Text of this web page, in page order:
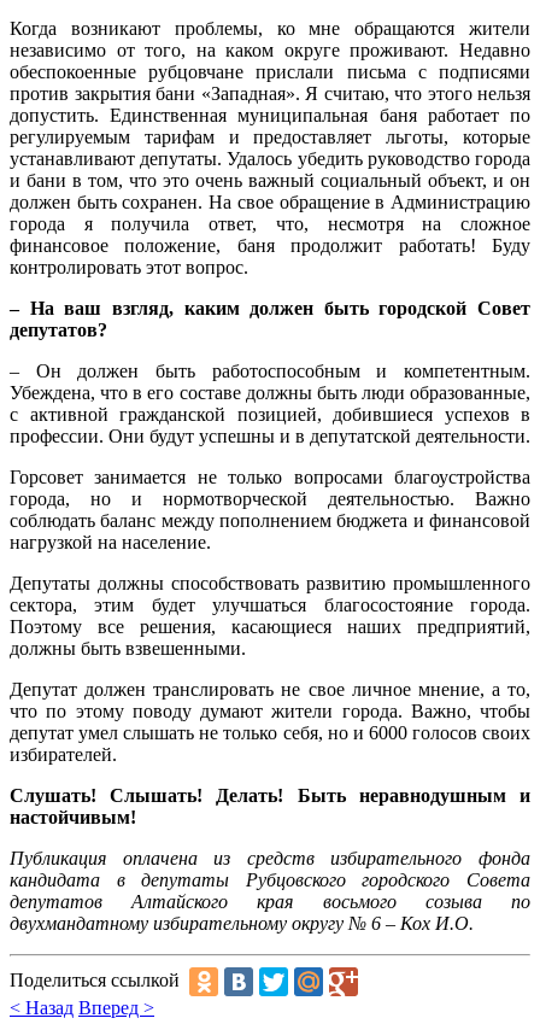
Когда возникают проблемы, ко мне обращаются жители
независимо от того, на каком округе проживают. Недавно
обеспокоенные рубцовчане прислали письма с подписями
против закрытия бани «Западная». Я считаю, что этого нельзя
допустить. Единственная муниципальная баня работает по
регулируемым тарифам и предоставляет льготы, которые
устанавливают депутаты. Удалось убедить руководство города
и бани в том, что это очень важный социальный объект, и он
должен быть сохранен. На свое обращение в Администрацию
города я получила ответ, что, несмотря на сложное
финансовое положение, баня продолжит работать! Буду
контролировать этот вопрос.
– На ваш взгляд, каким должен быть городской Совет
депутатов?
– Он должен быть работоспособным и компетентным.
Убеждена, что в его составе должны быть люди образованные,
с активной гражданской позицией, добившиеся успехов в
профессии. Они будут успешны и в депутатской деятельности.
Горсовет занимается не только вопросами благоустройства
города, но и нормотворческой деятельностью. Важно
соблюдать баланс между пополнением бюджета и финансовой
нагрузкой на население.
Депутаты должны способствовать развитию промышленного
сектора, этим будет улучшаться благосостояние города.
Поэтому все решения, касающиеся наших предприятий,
должны быть взвешенными.
Депутат должен транслировать не свое личное мнение, а то,
что по этому поводу думают жители города. Важно, чтобы
депутат умел слышать не только себя, но и 6000 голосов своих
избирателей.
Слушать! Слышать! Делать! Быть неравнодушным и
настойчивым!
Публикация оплачена из средств избирательного фонда
кандидата в депутаты Рубцовского городского Совета
депутатов Алтайского края восьмого созыва по
двухмандатному избирательному округу № 6 – Кох И.О.
Поделиться ссылкой
< Назад Вперед >